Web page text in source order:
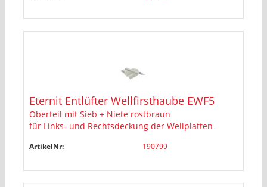
Eternit Entlüfter Wellfirsthaube EWF5
Oberteil mit Sieb + Niete rostbraun
für Links- und Rechtsdeckung der Wellplatten
ArtikelNr: 190799